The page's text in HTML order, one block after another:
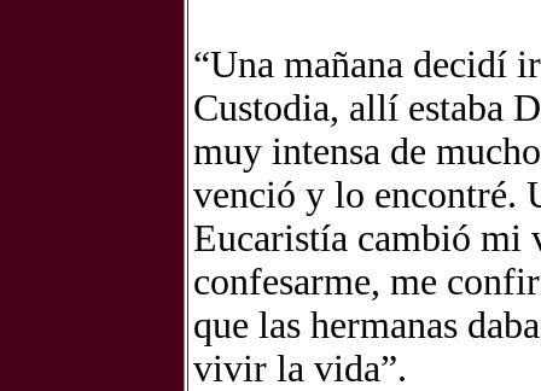
“Una mañana decidí
Custodia, allí estaba
muy intensa de
venció y lo encontré.
Eucaristía cambió mi
confesarme, me
que las hermanas
vivir la vida”.